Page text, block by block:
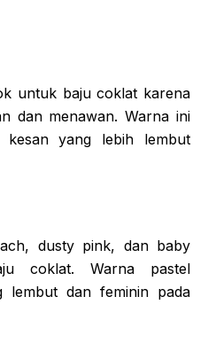
untuk baju coklat karena
dan menawan. Warna ini
kesan yang lebih lembut
dusty pink, dan baby
coklat. Warna pastel
lembut dan feminin pada